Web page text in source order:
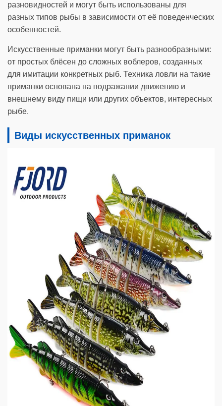
разновидностей и могут быть использованы для
разных типов рыбы в зависимости от её поведенческих
особенностей.
Искусственные приманки могут быть разнообразными:
от простых блёсен до сложных воблеров, созданных
для имитации конкретных рыб. Техника ловли на такие
приманки основана на подражании движению и
внешнему виду пищи или других объектов, интересных
рыбе.
Виды искусственных приманок